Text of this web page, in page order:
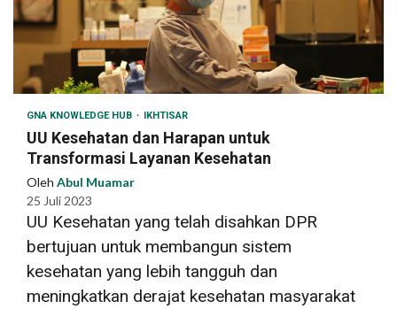
GNA KNOWLEDGE HUB IKHTISAR
UU Kesehatan dan Harapan untuk
Transformasi Layanan Kesehatan
Oleh Abul Muamar
25 Juli 2023
UU Kesehatan yang telah disahkan DPR
bertujuan untuk membangun sistem
kesehatan yang lebih tangguh dan
meningkatkan derajat kesehatan masyarakat